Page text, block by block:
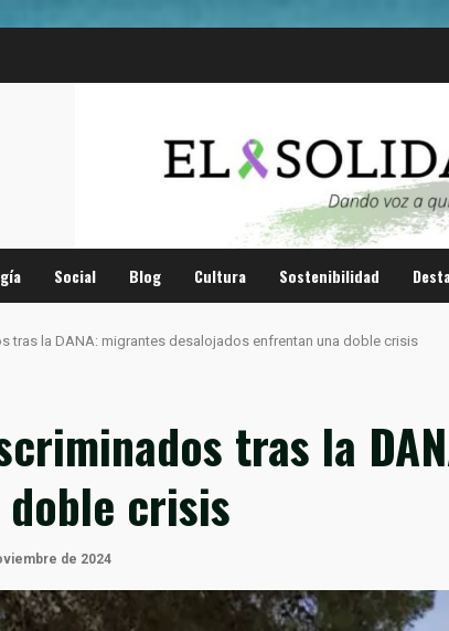
Social Blog Cultura Sostenibilidad
tras la DANA: migrantes desalojados enfrentan una doble crisis
tras la
crisis
de 2024